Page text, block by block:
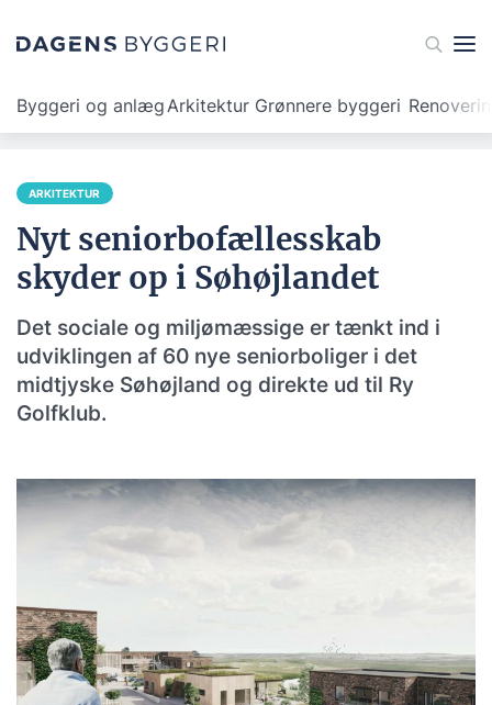
Byggeri og anlægArkitektur Grønnere byggeri
ARKITEKTUR
Nyt seniorbofællesskab
skyder op i Søhøjlandet
Det sociale og miljømæssige er tænkt ind i
udviklingen af 60 nye seniorboliger i det
midtjyske Søhøjland og direkte ud til Ry
Golfklub.